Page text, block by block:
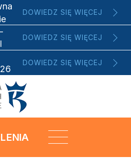
DOWIEDZ SIĘ WIĘCEJ
DOWIEDZ SIĘ WIĘCEJ
DOWIEDZ SIĘ WIĘCEJ